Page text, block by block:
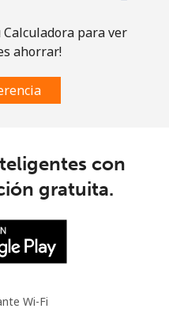
Calculadora para ver
ahorrar!
con
gratuita.
Wi-Fi